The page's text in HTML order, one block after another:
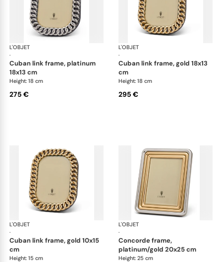
L'OBJET
·
Picture Frames
cuban link frame, platinum
18x13 cm
Height: 18 cm
275 €
L'OBJET
·
cuban link frame, gold 18x13
cm
Height: 18 cm
295 €
L'OBJET
·
Picture Frames
cuban link frame, gold 10x15
cm
Height: 15 cm
L'OBJET
·
concorde frame,
platinum/gold 20x25 cm
Height: 25 cm